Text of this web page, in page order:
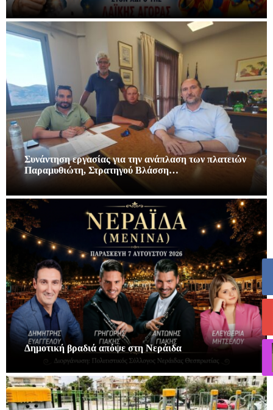
Συνάντηση εργασίας για την ανάπλαση των πλατειών
Παραμυθιώτη, Στρατηγού Βλάσση…
Δημοτική βραδιά απόψε στη Νεράιδα